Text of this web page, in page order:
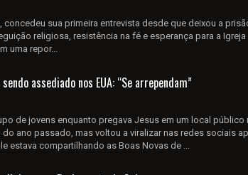
sua primeira entrevista desde que deixou a
religiosa, resistência na fé e esperança para a Igreja
uma repor...
assediado nos EUA: “Se arrependam”
de jovens enquanto pregava Jesus em um local público
ano passado, mas voltou a viralizar nas redes sociais
estava compartilhando as Boas Novas de ...